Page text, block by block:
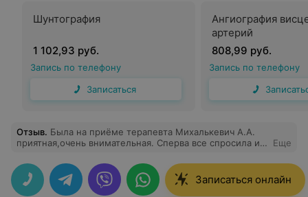
Шунтография
1 102,93 руб.
Запись по телефону
Записаться
Ангиография
артерий
808,99 руб.
Запись по телефону
Отзыв. Была на приёме терапевта Михалькевич А.А.
приятная,очень внимательная. Сперва все спросила и
только потом писала. Обширно рассказала по болезни
и пояснила для чего назначает препараты и как они
работают. Спасибо за грамотную консультацию.
Еще
Записаться онлайн